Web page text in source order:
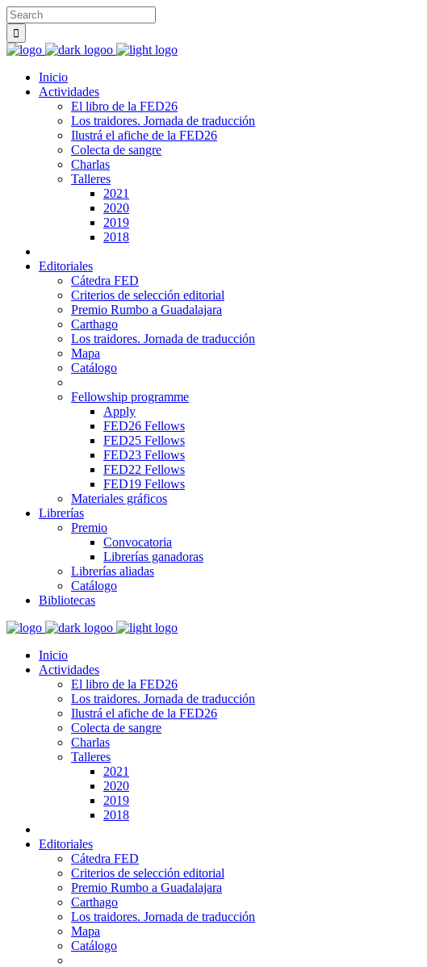
Inicio
Actividades
El libro de la FED26
Los traidores. Jornada de traducción
Ilustrá el afiche de la FED26
Colecta de sangre
Charlas
Talleres
2021
2020
2019
2018
Editoriales
Cátedra FED
Criterios de selección editorial
Premio Rumbo a Guadalajara
Carthago
Los traidores. Jornada de traducción
Mapa
Catálogo
Fellowship programme
Apply
FED26 Fellows
FED25 Fellows
FED23 Fellows
FED22 Fellows
FED19 Fellows
Materiales gráficos
Librerías
Premio
Convocatoria
Librerías ganadoras
Librerías aliadas
Catálogo
Bibliotecas
Inicio
Actividades
El libro de la FED26
Los traidores. Jornada de traducción
Ilustrá el afiche de la FED26
Colecta de sangre
Charlas
Talleres
2021
2020
2019
2018
Editoriales
Cátedra FED
Criterios de selección editorial
Premio Rumbo a Guadalajara
Carthago
Los traidores. Jornada de traducción
Mapa
Catálogo